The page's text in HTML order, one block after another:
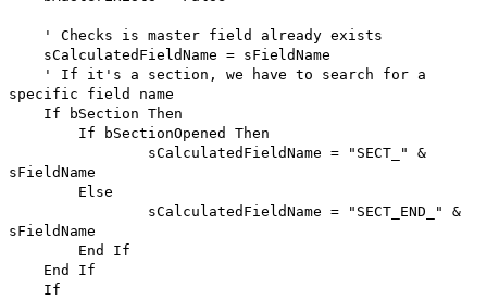
' Checks is master field already exists
sCalculatedFieldName = sFieldName
' If it's a section, we have to search for a
specific field name
If bSection Then
If bSectionOpened Then
sCalculatedFieldName = "SECT_" &
sFieldName
Else
sCalculatedFieldName = "SECT_END_" &
sFieldName
End If
End If
If